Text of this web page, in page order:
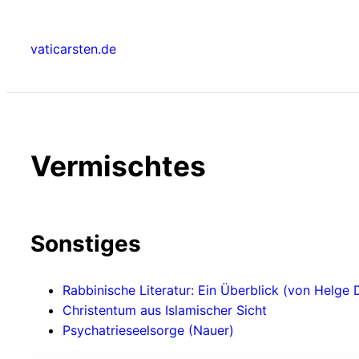
springen
vaticarsten.de
Vermischtes
Sonstiges
Rabbinische Literatur: Ein Überblick (von Helge
Christentum aus Islamischer Sicht
Psychatrieseelsorge (Nauer)